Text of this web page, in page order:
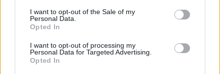
I want to opt-out of the Sale of my
Personal Data.
Opted In
I want to opt-out of processing my
Personal Data for Targeted Advertising.
Opted In
I tagli di ricarica disponibili sono 5 euro e 10 euro, con un tetto
mensile massimo di 20 euro. Il cliente può scegliere la modalità di
pagamento attraverso la quale pagare la ricarica automatica.
Metodo di pagamento e importo delle ricariche possono essere
modificati in qualsiasi momento dal cliente attraverso l’App Area